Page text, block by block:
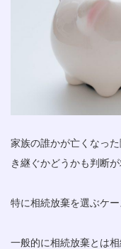
家族の誰かが亡くなっ
き継ぐかどうかも判断が
特に相続放棄を選ぶケー
一般的に相続放棄とは